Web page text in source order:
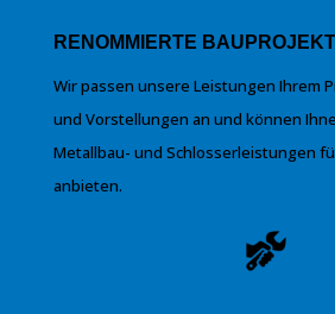
RENOMMIERTE
Wir passen unsere Leistungen Ihrem
und Vorstellungen an und können
Metallbau- und Schlosserleistungen
anbieten.